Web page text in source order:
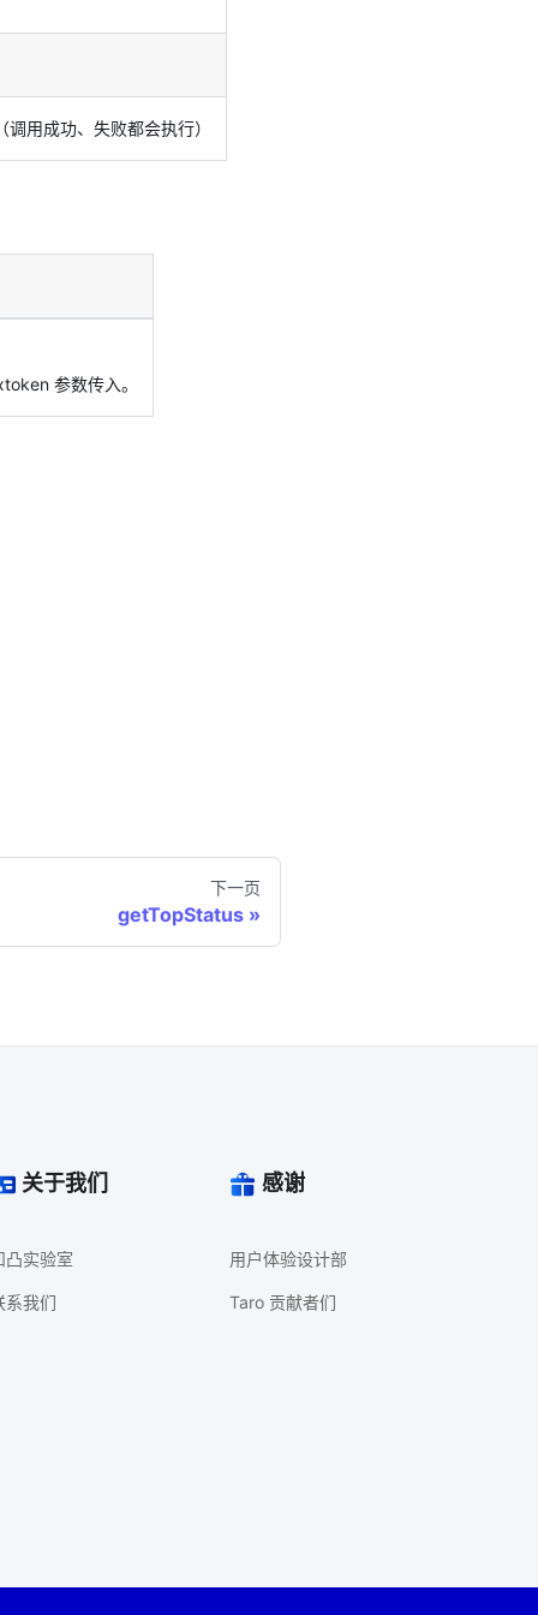
用成功、失败都会执行）
参数传入。
下一页
getTopStatus
关于我们
凸实验室
系我们
感谢
用户体验设计部
Taro 贡献者们